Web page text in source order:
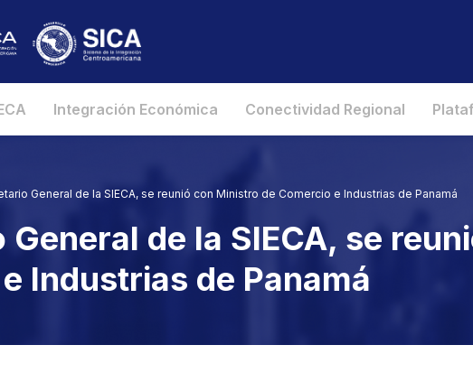
Integración Económica Conectividad Regional
General de la SIECA, se reunió con Ministro de Comercio e Industrias de Panamá
de la SIECA, se
Industrias de Panamá